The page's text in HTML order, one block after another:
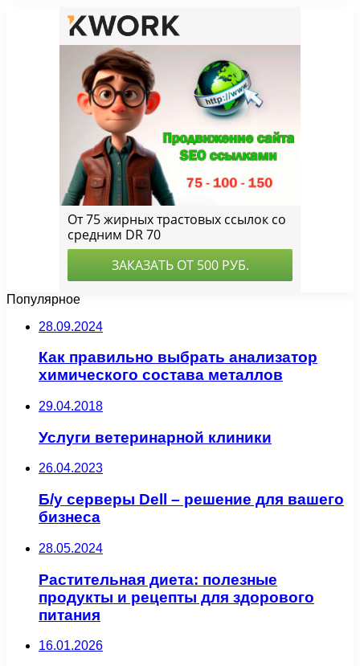
Популярное
28.09.2024
Как правильно выбрать анализатор
химического состава металлов
29.04.2018
Услуги ветеринарной клиники
26.04.2023
Б/у серверы Dell – решение для вашего
бизнеса
28.05.2024
Растительная диета: полезные
продукты и рецепты для здорового
питания
16.01.2026